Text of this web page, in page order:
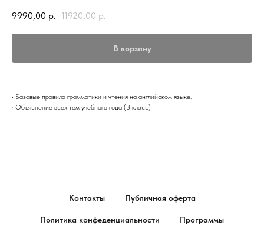
9990,00 р. 11920,00 р.
В корзину
• Базовые правила грамматики и чтения на английском языке.
• Объяснение всех тем учебного года (3 класс)
Контакты Публичная оферта
Политика конфеденциальности Программы